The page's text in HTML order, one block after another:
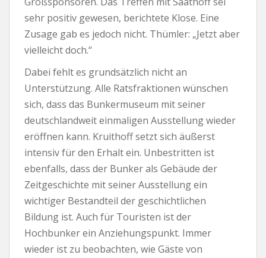
sehr positiv gewesen, berichtete Klose. Eine
Zusage gab es jedoch nicht. Thümler: „Jetzt aber
vielleicht doch.“
Dabei fehlt es grundsätzlich nicht an
Unterstützung. Alle Ratsfraktionen wünschen
sich, dass das Bunkermuseum mit seiner
deutschlandweit einmaligen Ausstellung wieder
eröffnen kann. Kruithoff setzt sich äußerst
intensiv für den Erhalt ein. Unbestritten ist
ebenfalls, dass der Bunker als Gebäude der
Zeitgeschichte mit seiner Ausstellung ein
wichtiger Bestandteil der geschichtlichen
Bildung ist. Auch für Touristen ist der
Hochbunker ein Anziehungspunkt. Immer
wieder ist zu beobachten, wie Gäste von